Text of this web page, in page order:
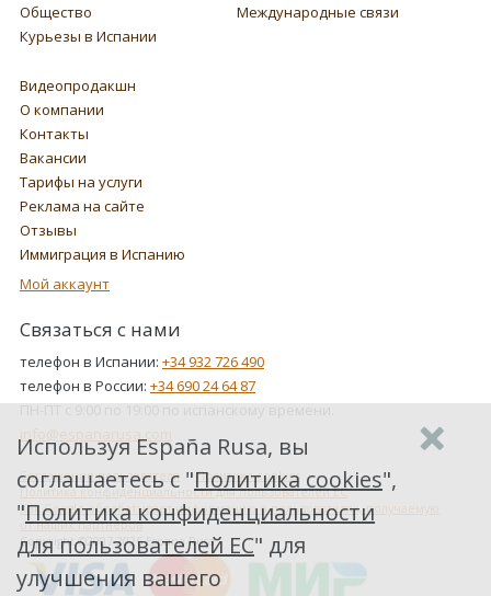
Общество
Международные связи
Курьезы в Испании
Видеопродакшн
О компании
Контакты
Вакансии
Тарифы на услуги
Реклама на сайте
Отзывы
Иммиграция в Испанию
Мой аккаунт
Связаться с нами
телефон в Испании: +34 932 726 490
телефон в России: +34 690 24 64 87
ПН-ПТ с 9:00 по 19:00 по испанскому времени.
info@espanarusa.com
Соглашение пользователя
Политика cookies
Политика конфиденциальности для пользователей ЕС
Как Google обрабатывает информацию о пользователях, получаемую
от наших партнеров
Copyright ©2007-2026 Espana Rusa
Используя España Rusa, вы
соглашаетесь с "Политика cookies",
"Политика конфиденциальности
для пользователей ЕС" для
улучшения вашего